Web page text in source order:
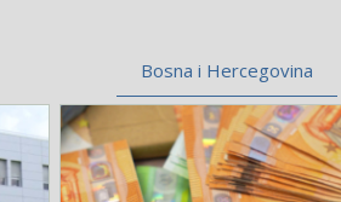
Bosna i Hercegovina